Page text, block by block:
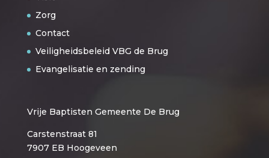
Zorg
Contact
Veiligheidsbeleid VBG de Brug
Evangelisatie en zending
Vrije Baptisten Gemeente De Brug
Carstenstraat 81
7907 EB Hoogeveen